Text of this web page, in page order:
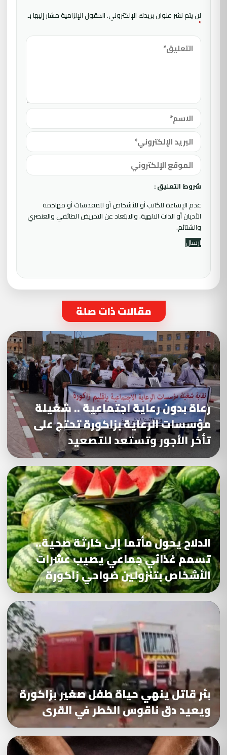
لن يتم نشر عنوان بريدك الإلكتروني.الحقول الإلزامية مشار إليها بـ
*
شروط التعليق :
عدم الإساءة للكاتب أو للأشخاص أو للمقدسات أو مهاجمة
الأديان أو الذات الالهية. والابتعاد عن التحريض الطائفي والعنصري
والشتائم.
مقالات ذات صلة
رعاة بدون رعاية اجتماعية .. شغيلة
مؤسسات الرعاية بزاكورة تحتج على
تأخر الأجور وتستعد للتصعيد
الدلاح يحول مأتما إلى كارثة صحية..
تسمم غذائي جماعي يصيب عشرات
الأشخاص بتنزولين ضواحي زاكورة
بئر قاتل ينهي حياة طفل صغير بزاكورة
ويعيد دق ناقوس الخطر في القرى